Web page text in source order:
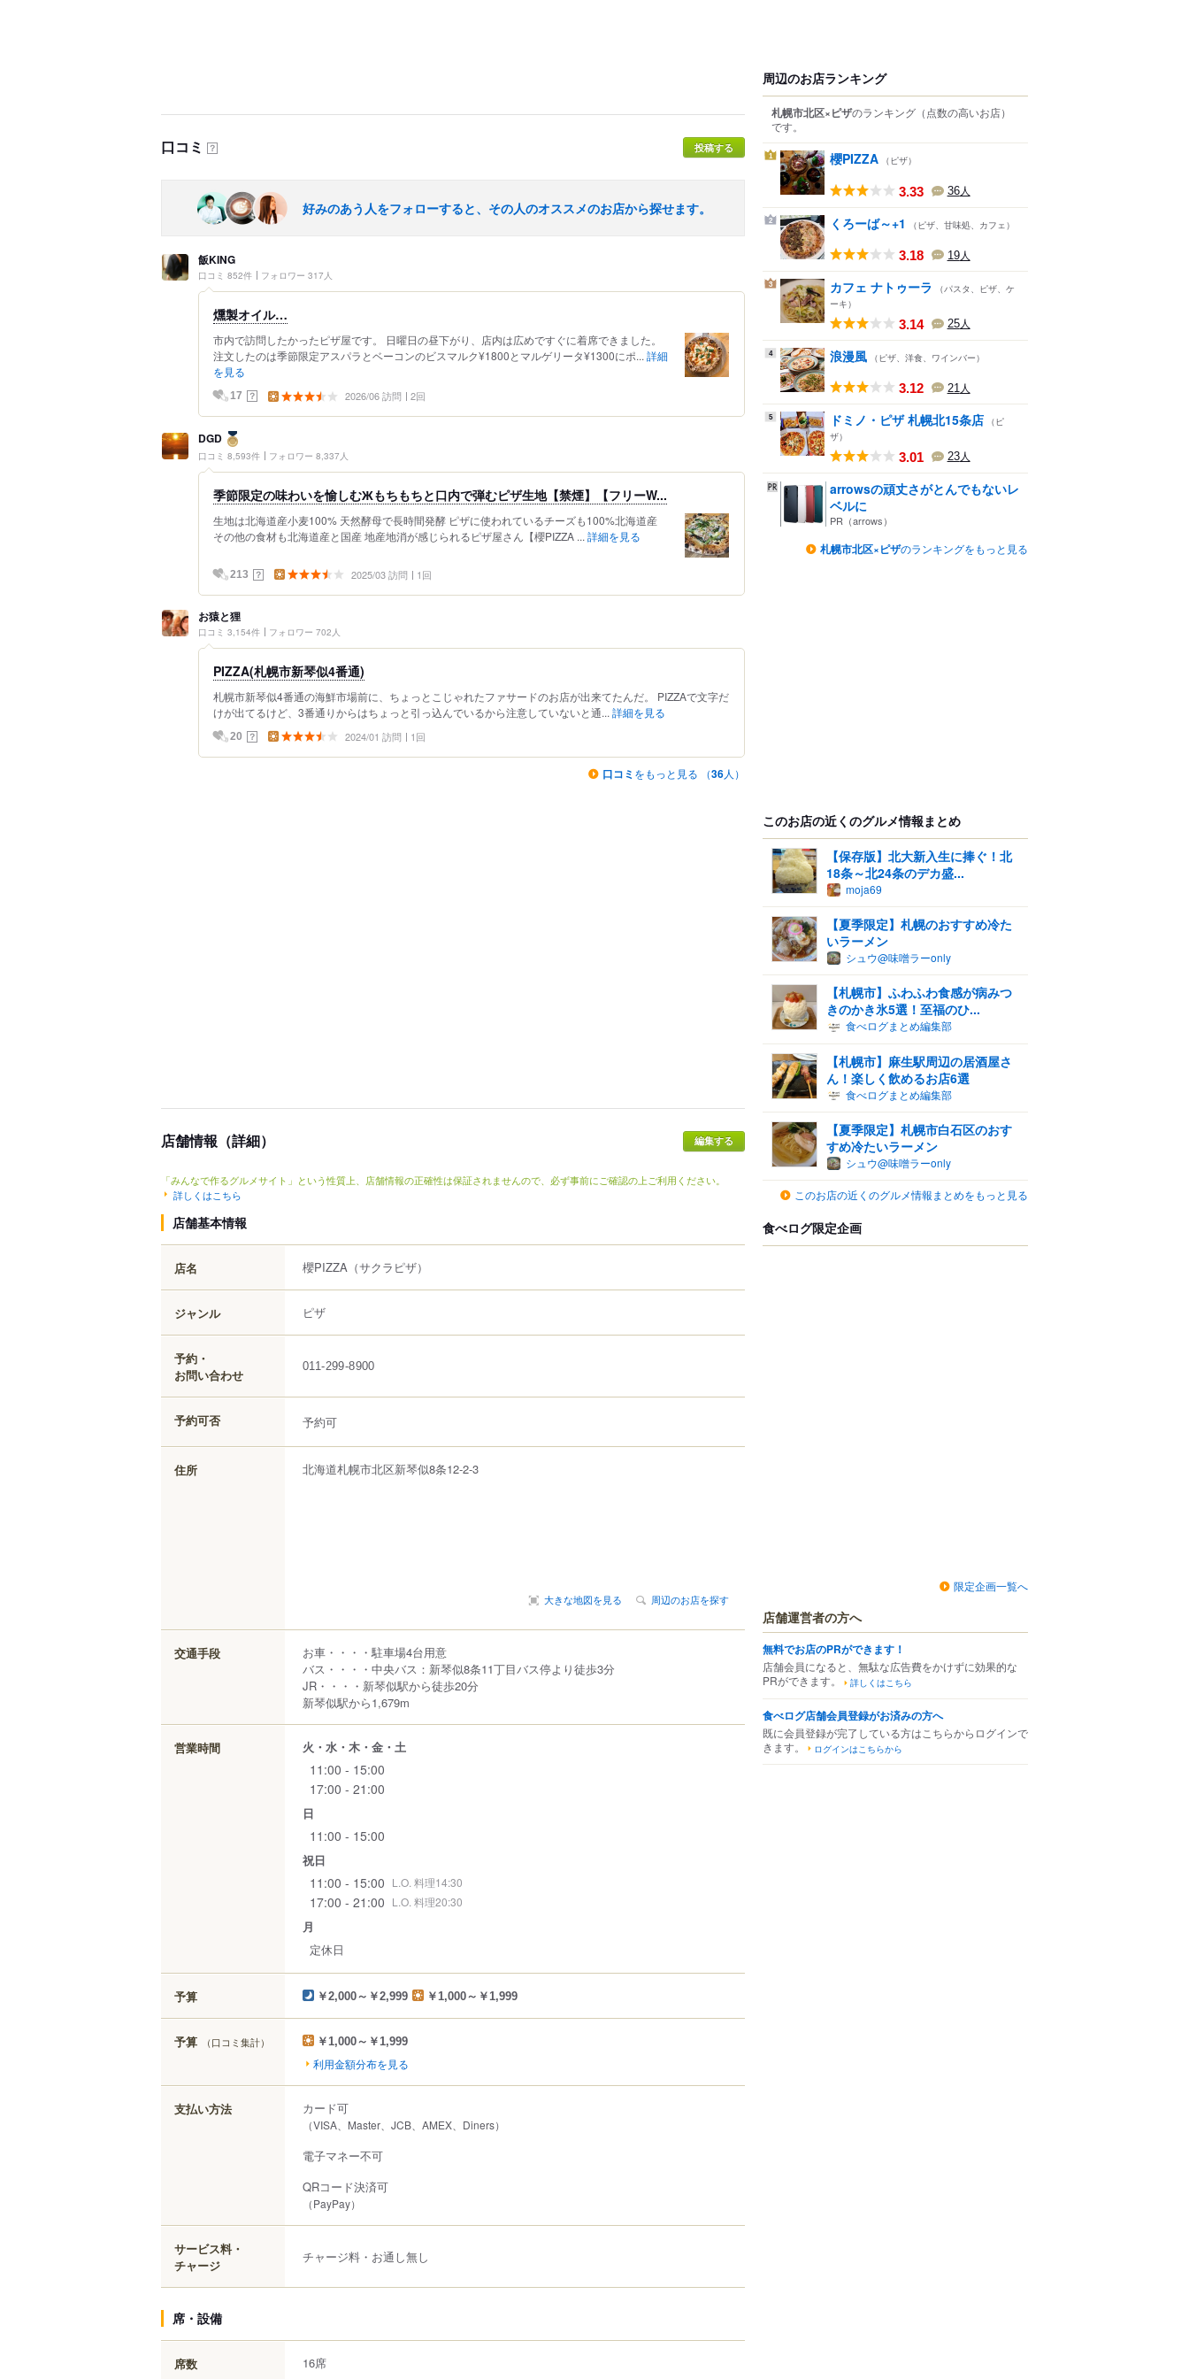
口コミ ？ 投稿する
好みのあう人をフォローすると、その人のオススメのお店から探せます。
飯KING
口コミ 852件 フォロワー 317人
燻製オイル…
市内で訪問したかったピザ屋です。 日曜日の昼下がり、店内は広めですぐに着席できました。
注文したのは季節限定アスパラとベーコンのビスマルク¥1800とマルゲリータ¥1300にポ... 詳細
を見る
17 ？ 2026/06 訪問 2回
DGD
口コミ 8,593件 フォロワー 8,337人
季節限定の味わいを愉しむЖもちもちと口内で弾むピザ生地【禁煙】【フリーW...
生地は北海道産小麦100% 天然酵母で長時間発酵 ピザに使われているチーズも100%北海道産
その他の食材も北海道産と国産 地産地消が感じられるピザ屋さん【櫻PIZZA ... 詳細を見る
213 ？ 2025/03 訪問 1回
お猿と狸
口コミ 3,154件 フォロワー 702人
PIZZA(札幌市新琴似4番通)
札幌市新琴似4番通の海鮮市場前に、ちょっとこじゃれたファサードのお店が出来てたんだ。 PIZZAで文字だ
けが出てるけど、3番通りからはちょっと引っ込んでいるから注意していないと通... 詳細を見る
20 ？ 2024/01 訪問 1回
口コミ をもっと見る （36人）
店舗情報（詳細） 編集する
「みんなで作るグルメサイト」という性質上、店舗情報の正確性は保証されませんので、必ず事前にご確認の上ご利用ください。
詳しくはこちら
店舗基本情報
店名 櫻PIZZA （サクラピザ）
ジャンル ピザ
予約・
お問い合わせ
011-299-8900
予約可否 予約可
住所 北海道札幌市北区新琴似8条12-2-3
大きな地図を見る 周辺のお店を探す
交通手段
お車・・・・駐車場4台用意
バス・・・・中央バス：新琴似8条11丁目バス停より徒歩3分
JR・・・・新琴似駅から徒歩20分
新琴似駅から1,679m
営業時間 火・水・木・金・土
11:00 - 15:00
17:00 - 21:00
日
11:00 - 15:00
祝日
11:00 - 15:00 L.O. 料理14:30
17:00 - 21:00 L.O. 料理20:30
月
定休日
予算 ￥2,000～￥2,999 ￥1,000～￥1,999
予算 （口コミ集計） ￥1,000～￥1,999
利用金額分布を見る
支払い方法 カード可
（VISA、Master、JCB、AMEX、Diners）
電子マネー不可
QRコード決済可
（PayPay）
サービス料・
チャージ
チャージ料・お通し無し
席・設備
席数 16席
周辺のお店ランキング
札幌市北区×ピザのランキング （点数の高いお店）
です。
1 櫻PIZZA （ピザ）
3.33 36人
2 くろーば～+1 （ピザ、甘味処、カフェ）
3.18 19人
3 カフェ ナトゥーラ
（パスタ、ピザ、ケ
ーキ）
3.14 25人
4 浪漫風 （ピザ、洋食、ワインバー）
3.12 21 人
5 ドミノ・ピザ 札幌北15条店 （ピ
ザ）
3.01 23人
arrowsの頑丈さがとんでもないレ
ベルに
PR（arrows）
札幌市北区×ピザのランキングをもっと見る
このお店の近くのグルメ情報まとめ
【保存版】北大新入生に捧ぐ！北
18条～北24条のデカ盛...
moja69
【夏季限定】札幌のおすすめ冷た
いラーメン
シュウ@味噌ラーonly
【札幌市】ふわふわ食感が病みつ
きのかき氷5選！至福のひ...
食べログまとめ編集部
【札幌市】麻生駅周辺の居酒屋さ
ん！楽しく飲めるお店6選
食べログまとめ編集部
【夏季限定】札幌市白石区のおす
すめ冷たいラーメン
シュウ@味噌ラーonly
このお店の近くのグルメ情報まとめをもっと見る
食べログ限定企画
限定企画一覧へ
店舗運営者の方へ
無料でお店のPRができます！
店舗会員になると、無駄な広告費をかけずに効果的な
PRができます。
詳しくはこちら
食べログ店舗会員登録がお済みの方へ
既に会員登録が完了している方はこちらからログインで
きます。
ログインはこちらから